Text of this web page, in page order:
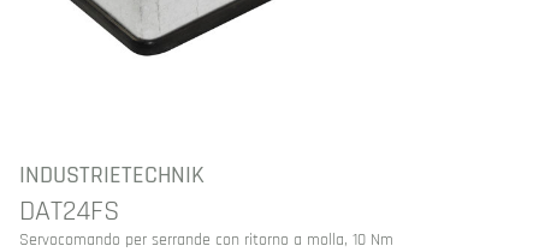
INDUSTRIETECHNIK
DAT24FS
Servocomando per serrande con ritorno a molla, 10 Nm